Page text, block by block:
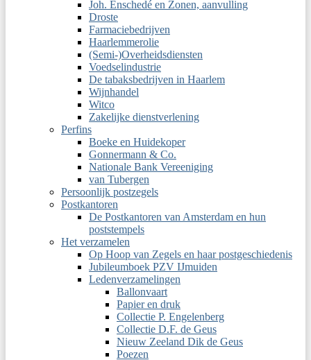
Joh. Enschedé en Zonen, aanvulling
Droste
Farmaciebedrijven
Haarlemmerolie
(Semi-)Overheidsdiensten
Voedselindustrie
De tabaksbedrijven in Haarlem
Wijnhandel
Witco
Zakelijke dienstverlening
Perfins
Boeke en Huidekoper
Gonnermann & Co.
Nationale Bank Vereeniging
van Tubergen
Persoonlijk postzegels
Postkantoren
De Postkantoren van Amsterdam en hun
poststempels
Het verzamelen
Op Hoop van Zegels en haar postgeschiedenis
Jubileumboek PZV IJmuiden
Ledenverzamelingen
Ballonvaart
Papier en druk
Collectie P. Engelenberg
Collectie D.F. de Geus
Nieuw Zeeland Dik de Geus
Poezen